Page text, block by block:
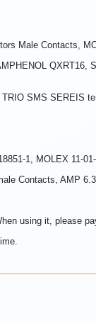
Male Contacts,
QXRT16,
SMS SEREIS
1, MOLEX 11-
Contacts, AMP
using it, please